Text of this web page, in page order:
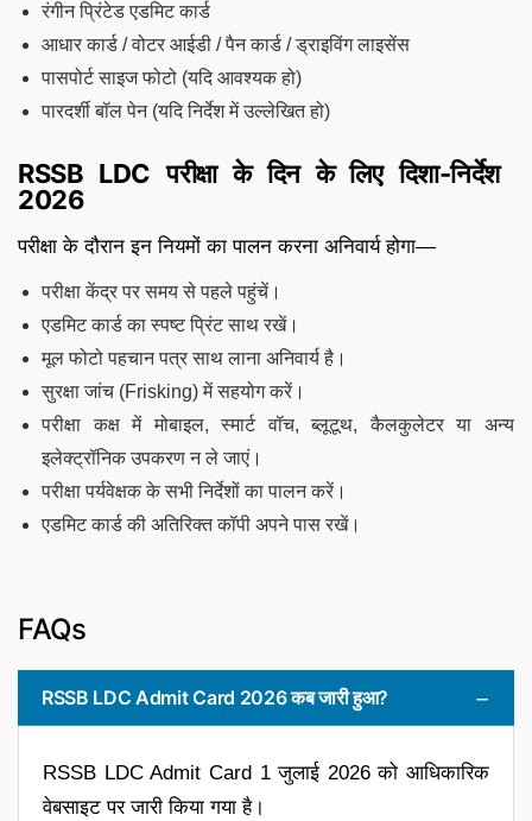
रंगीन प्रिंटेड एडमिट कार्ड
आधार कार्ड / वोटर आईडी / पैन कार्ड / ड्राइविंग लाइसेंस
पासपोर्ट साइज फोटो (यदि आवश्यक हो)
पारदर्शी बॉल पेन (यदि निर्देश में उल्लेखित हो)
RSSB LDC परीक्षा के दिन के लिए दिशा-निर्देश
2026
परीक्षा के दौरान इन नियमों का पालन करना अनिवार्य होगा—
परीक्षा केंद्र पर समय से पहले पहुंचें।
एडमिट कार्ड का स्पष्ट प्रिंट साथ रखें।
मूल फोटो पहचान पत्र साथ लाना अनिवार्य है।
सुरक्षा जांच (Frisking) में सहयोग करें।
परीक्षा कक्ष में मोबाइल, स्मार्ट वॉच, ब्लूटूथ, कैलकुलेटर या अन्य
इलेक्ट्रॉनिक उपकरण न ले जाएं।
परीक्षा पर्यवेक्षक के सभी निर्देशों का पालन करें।
एडमिट कार्ड की अतिरिक्त कॉपी अपने पास रखें।
FAQs
RSSB LDC Admit Card 2026 कब जारी हुआ?
RSSB LDC Admit Card 1 जुलाई 2026 को आधिकारिक
वेबसाइट पर जारी किया गया है।